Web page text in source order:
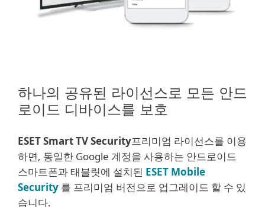
하나의 공유된 라이선스로 모든 안드
로이드 디바이스를 보호
ESET Smart TV Security프리미엄 라이선스를 이용
하면, 동일한 Google 계정을 사용하는 안드로이드
스마트폰과 태블릿에 설치된 ESET Mobile
Security 를 프리미엄 버전으로 업그레이드 할 수 있
습니다.